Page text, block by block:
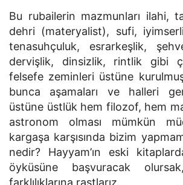
Bu rubailerin mazmunları ilahi,
dehri (materyalist), sufi,
tenasuhçuluk, esrarkeşlik,
dervişlik, dinsizlik, rintlik gibi
felsefe zeminleri üstüne
bunca aşamaları ve halleri
üstüne üstlük hem filozof, hem
astronom olması mümkün
kargaşa karşısında bizim
nedir? Hayyam’ın eski
öyküsüne başvuracak